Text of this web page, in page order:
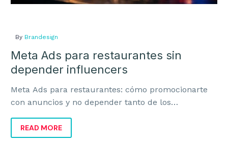
By Brandesign
Meta Ads para restaurantes sin
depender influencers
Meta Ads para restaurantes: cómo promocionarte
con anuncios y no depender tanto de los
READ MORE